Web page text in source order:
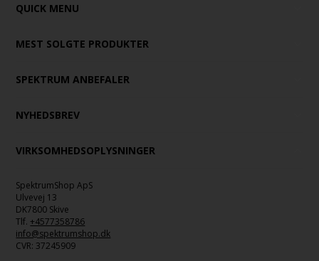
QUICK MENU
MEST SOLGTE PRODUKTER
SPEKTRUM ANBEFALER
NYHEDSBREV
VIRKSOMHEDSOPLYSNINGER
SpektrumShop ApS
Ulvevej 13
DK7800 Skive
Tlf. +4577358786
info@spektrumshop.dk
CVR: 37245909